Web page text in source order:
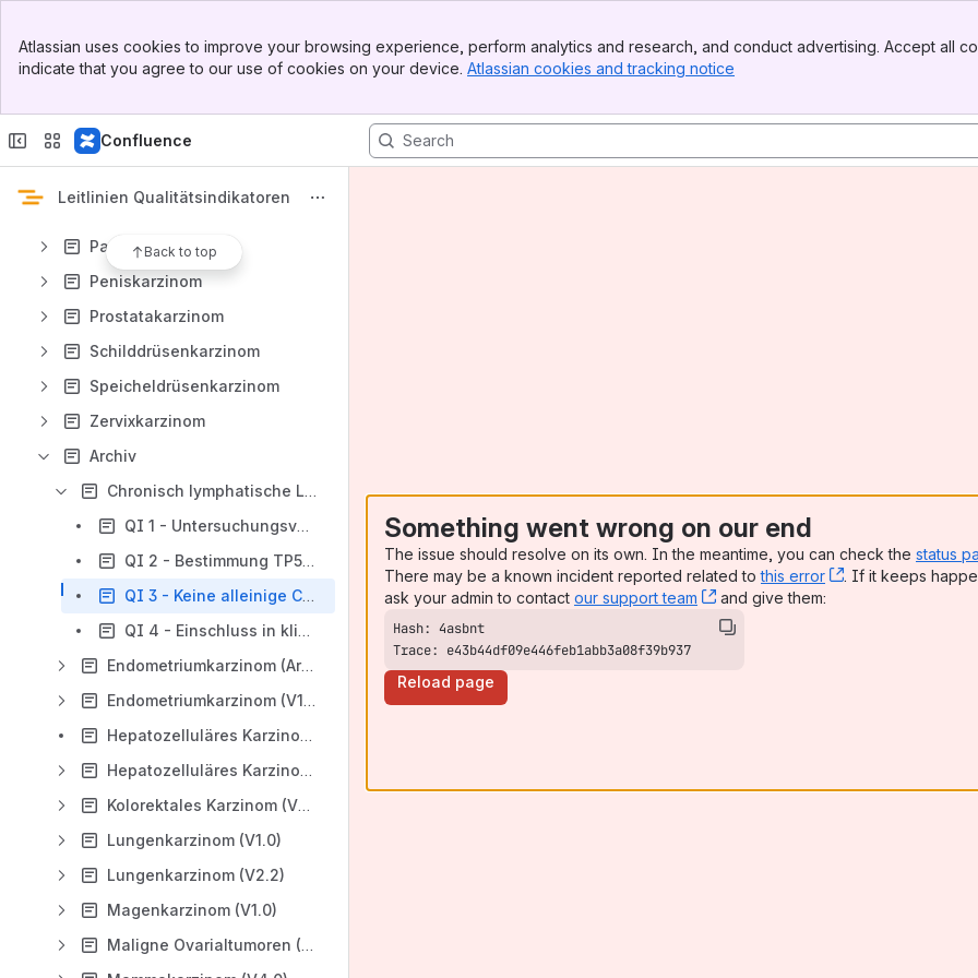
Top Bar
Sidebar
Atlassian uses cookies to improve your browsing experience, perform analytics and research, and conduct advertising. Accept all
indicate that you agree to our use of cookies on your device. Atlassian cookies and tracking notice
Confluence
Leitlinien Qualitätsindikatoren
Back to top
Melanom
Multiples Myelom
Nierenzellkarzinom
Pankreaskarzinom
Peniskarzinom
Prostatakarzinom
Schilddrüsenkarzinom
Speicheldrüsenkarzinom
Zervixkarzinom
Archiv
Chronisch lymphatische Leukämie (V 1.0)
QI 1 - Untersuchungsverfahren für die Initialdiagnostik der CLL (Archiv)
QI 2 - Bestimmung TP53-Deletions- und Mutationsstatus vor erster systemischer CLL-Therapie (Archiv)
QI 3 - Keine alleinige Chemotherapie als Erstlinientherapie bei CLL (Archiv)
QI 4 - Einschluss in klinische Studien (Archiv)
Endometriumkarzinom (Archiv)
Endometriumkarzinom (V1.0)
Hepatozelluläres Karzinom (Archiv)
Hepatozelluläres Karzinom und biliäre Karzinome (V4.0)
Kolorektales Karzinom (V2.1)
Lungenkarzinom (V1.0)
Lungenkarzinom (V2.2)
Magenkarzinom (V1.0)
Maligne Ovarialtumoren (V4.0)
Something went wrong on our end
The issue should resolve on its own. In the meantime, you can check the status
There may be a known incident reported related tothis error , (opens new
. If it keeps
ask your admin to contact our support team , (opens new window)
and give them:
Trace: e43b44df09e446feb1abb3a08f39b937
Reload page